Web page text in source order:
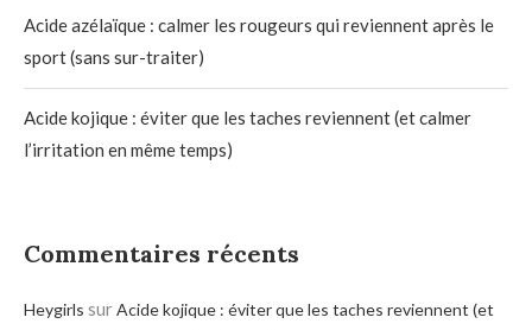
Acide azélaïque : calmer les rougeurs qui reviennent après le
sport (sans sur-traiter)
Acide kojique : éviter que les taches reviennent (et calmer
l’irritation en même temps)
Commentaires récents
Heygirls surAcide kojique : éviter que les taches reviennent (et